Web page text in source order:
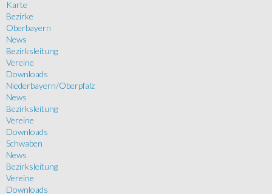
Karte
Bezirke
Oberbayern
News
Bezirksleitung
Vereine
Downloads
Niederbayern/Oberpfalz
News
Bezirksleitung
Vereine
Downloads
Schwaben
News
Bezirksleitung
Vereine
Downloads